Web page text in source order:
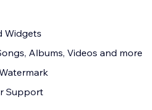
Widgets
Albums, Videos and more
Support